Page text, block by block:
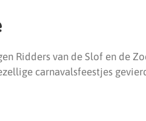
Ridders van de Slof en de
carnavalsfeestjes